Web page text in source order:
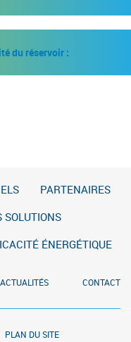
du réservoir :
PARTENAIRES
SOLUTIONS
ÉNERGÉTIQUE
ACTUALITÉS CONTACT
PLAN DU SITE